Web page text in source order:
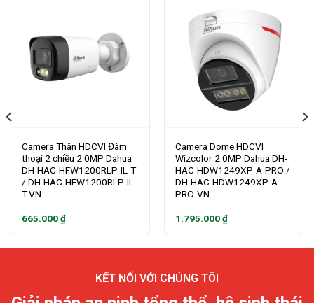
Camera Thân HDCVI Đàm
thoại 2 chiều 2.0MP Dahua
DH-HAC-HFW1200RLP-IL-T
/ DH-HAC-HFW1200RLP-IL-
T-VN
665.000₫
Camera Dome HDCVI
Wizcolor 2.0MP Dahua DH-
HAC-HDW1249XP-A-PRO /
DH-HAC-HDW1249XP-A-
PRO-VN
1.795.000₫
KẾT NỐI VỚI CHÚNG TÔI